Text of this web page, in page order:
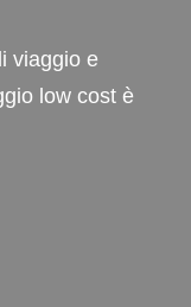
viaggio e
low cost è